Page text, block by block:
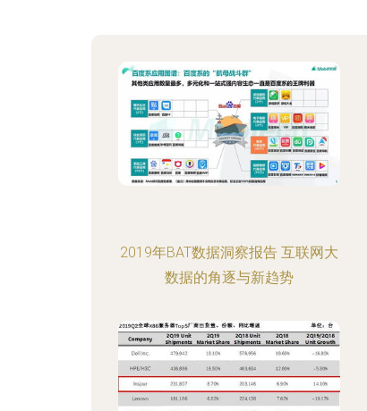
2019年BAT数据洞察报告 互联网大
数据的角逐与新趋势